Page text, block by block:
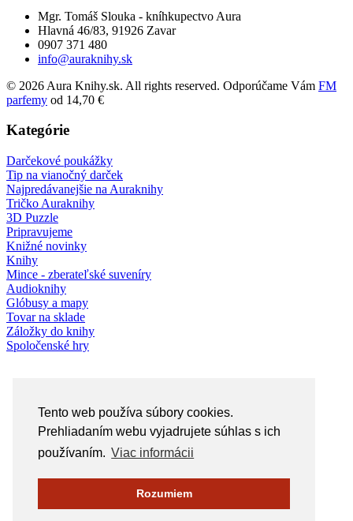
Tento web používa súbory cookies.
Prehliadaním webu vyjadrujete súhlas s ich
používaním. Viac informácii
Rozumiem
Mgr. Tomáš Slouka - kníhkupectvo Aura
Hlavná 46/83, 91926 Zavar
0907 371 480
info@auraknihy.sk
© 2026 Aura Knihy.sk. All rights reserved. Odporúčame Vám FM
parfemy od 14,70 €
Kategórie
Darčekové poukážky
Tip na vianočný darček
Najpredávanejšie na Auraknihy
Tričko Auraknihy
3D Puzzle
Pripravujeme
Knižné novinky
Knihy
Mince - zberateľské suveníry
Audioknihy
Glóbusy a mapy
Tovar na sklade
Záložky do knihy
Spoločenské hry